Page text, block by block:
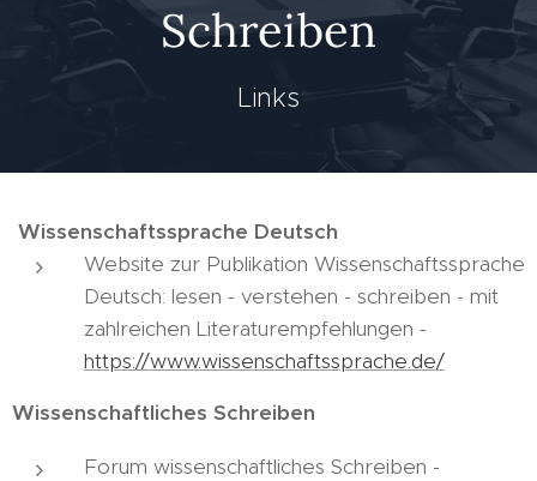
Schreiben
Links
Wissenschaftssprache Deutsch
Website zur Publikation Wissenschaftssprache
Deutsch: lesen - verstehen - schreiben - mit
zahlreichen Literaturempfehlungen -
https://www.wissenschaftssprache.de/
Wissenschaftliches Schreiben
Forum wissenschaftliches Schreiben -